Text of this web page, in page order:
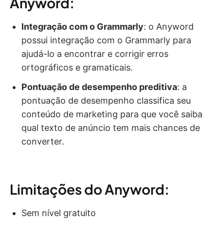
Integração com o Grammarly: o Anyword
possui integração com o Grammarly para
ajudá-lo a encontrar e corrigir erros
ortográficos e gramaticais.
Pontuação de desempenho preditiva: a
pontuação de desempenho classifica seu
conteúdo de marketing para que você saiba
qual texto de anúncio tem mais chances de
converter.
Limitações do Anyword:
Sem nível gratuito